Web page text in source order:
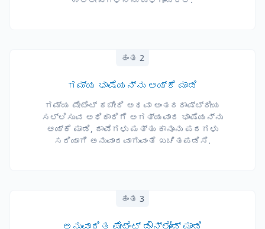
ಹಂತ 2
ಗಮ್ಯ ಭಾಷೆಯನ್ನು ಆಯ್ಕೆ ಮಾಡಿ
ಗಮ್ಯ ಪೇಟೆಂಟ್ ಕಚೇರಿ ಅಥವಾ ಅಂತರರಾಷ್ಟ್ರೀಯ
ಸಲ್ಲಿಸುವ ಅಧಿಕಾರಿಗೆ ಅಗತ್ಯವಾದ ಭಾಷೆಯನ್ನು
ಆಯ್ಕೆ ಮಾಡಿ, ದಾವೆಗಳು ಮತ್ತು ಕಾನೂನು ಪದಗಳು
ಸರಿಯಾಗಿ ಅನುವಾದವಾಗುವಂತೆ ಖಚಿತಪಡಿಸಿ.
ಹಂತ 3
ಅನುವಾದಿತ ಪೇಟೆಂಟ್ ಡೌನ್‌ಲೋಡ್ ಮಾಡಿ